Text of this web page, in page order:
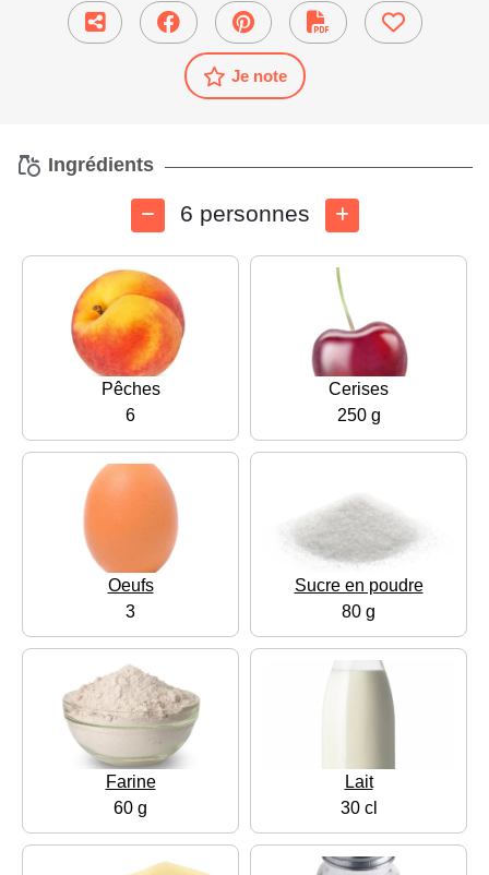
Je note
Ingrédients
6 personnes
Pêches
6
Cerises
250 g
Oeufs
3
Sucre en poudre
80 g
Farine
60 g
Lait
30 cl